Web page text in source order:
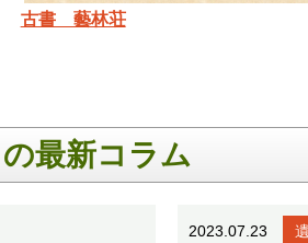
古書 藝林荘
最新コラム
2023.07.23